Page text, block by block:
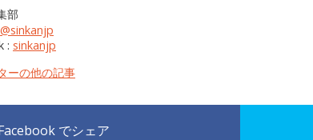
部
@sinkanjp
: sinkanjp
ーの他の記事
でシェア